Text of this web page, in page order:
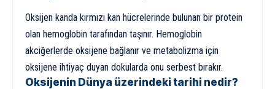
Oksijen kanda kırmızı kan hücrelerinde bulunan bir protein
olan hemoglobin tarafından taşınır. Hemoglobin
akciğerlerde oksijene bağlanır ve metabolizma için
oksijene ihtiyaç duyan dokularda onu serbest bırakır.
Oksijenin Dünya üzerindeki tarihi nedir?